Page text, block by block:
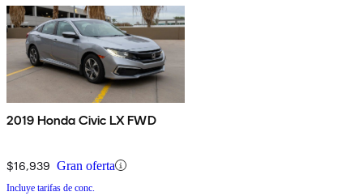
2019 Honda Civic LX FWD
$16,939 Gran oferta
Incluye tarifas de conc.